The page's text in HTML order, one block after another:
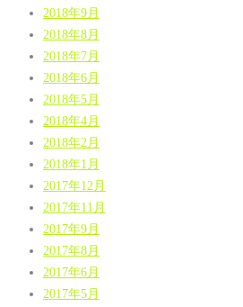
2018年9月
2018年8月
2018年7月
2018年6月
2018年5月
2018年4月
2018年2月
2018年1月
2017年12月
2017年11月
2017年9月
2017年8月
2017年6月
2017年5月